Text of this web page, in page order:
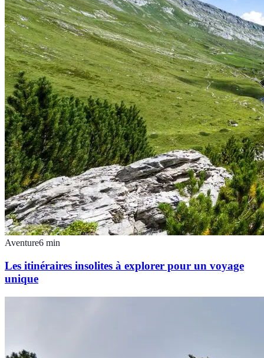
Aventure6 min
Les itinéraires insolites à explorer pour un voyage
unique